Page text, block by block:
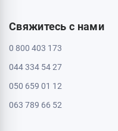
Свяжитесь с нами
0 800 403 173
044 334 54 27
050 659 01 12
063 789 66 52